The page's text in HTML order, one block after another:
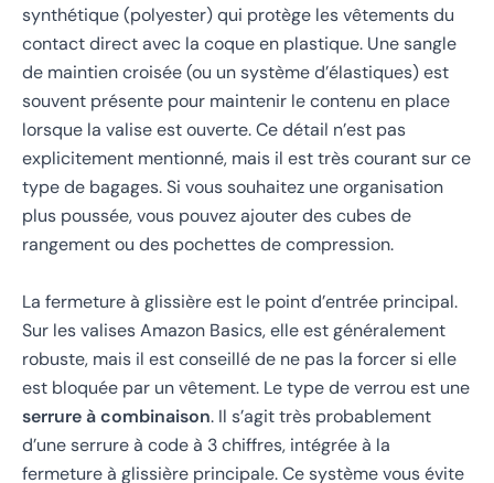
synthétique (polyester) qui protège les vêtements du
contact direct avec la coque en plastique. Une sangle
de maintien croisée (ou un système d’élastiques) est
souvent présente pour maintenir le contenu en place
lorsque la valise est ouverte. Ce détail n’est pas
explicitement mentionné, mais il est très courant sur ce
type de bagages. Si vous souhaitez une organisation
plus poussée, vous pouvez ajouter des cubes de
rangement ou des pochettes de compression.
La fermeture à glissière est le point d’entrée principal.
Sur les valises Amazon Basics, elle est généralement
robuste, mais il est conseillé de ne pas la forcer si elle
est bloquée par un vêtement. Le type de verrou est une
serrure à combinaison. Il s’agit très probablement
d’une serrure à code à 3 chiffres, intégrée à la
fermeture à glissière principale. Ce système vous évite